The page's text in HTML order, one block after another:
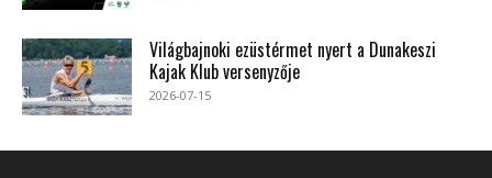
Világbajnoki ezüstérmet nyert a Dunakeszi
Kajak Klub versenyzője
2026-07-15